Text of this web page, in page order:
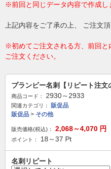
※前回と同じデータ内容で作成し
上記内容をご了承の上、 ご注文
※初めてご注文される方、前回と
ご注文ください。
プランビー名刺【リピート注文
商品コード： 2930～2933
関連カテゴリ：
販促品
販促品 > その他
販売価格(税込)： 2,068～4,070 円
ポイント： 18～37 Pt
名刺リピート